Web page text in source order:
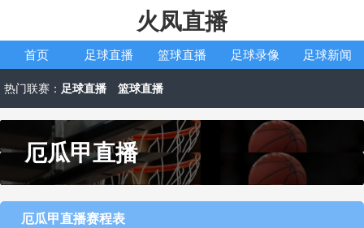
火凤直播
首页 足球直播 篮球直播 足球录像 足球新闻
热门联赛： 足球直播 篮球直播
厄瓜甲直播
厄瓜甲直播赛程表